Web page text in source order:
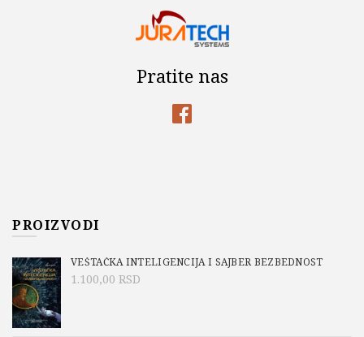
Pratite nas
PROIZVODI
VEŠTAČKA INTELIGENCIJA I SAJBER BEZBEDNOST
1.100,00 RSD